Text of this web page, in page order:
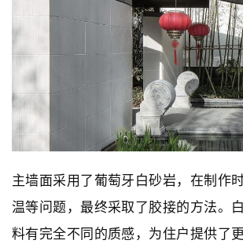
主墙面采用了葡萄牙白砂岩，在制作
温等问题，最终采取了胶接的方法。
料有完全不同的质感，为住户提供了